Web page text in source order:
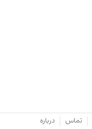
تماس درباره